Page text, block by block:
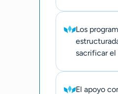
Los
sacrificar el
El apoyo